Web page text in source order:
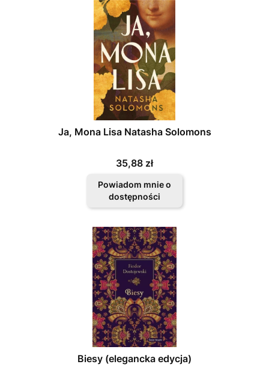
Ja, Mona Lisa Natasha Solomons
Cena
35,88 zł
Powiadom mnie o
dostępności
Biesy (elegancka edycja)